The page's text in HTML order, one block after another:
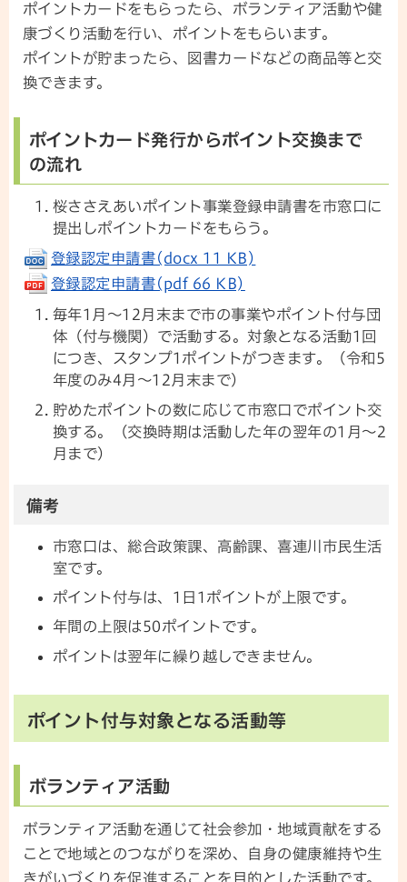
ポイントカードをもらったら、ボランティア活動や健
康づくり活動を行い、ポイントをもらいます。
ポイントが貯まったら、図書カードなどの商品等と交
換できます。
ポイントカード発行からポイント交換まで
の流れ
桜ささえあいポイント事業登録申請書を市窓口に
提出しポイントカードをもらう。
登録認定申請書(docx 11 KB)
登録認定申請書(pdf 66 KB)
毎年1月～12月末まで市の事業やポイント付与団
体（付与機関）で活動する。対象となる活動1回
につき、スタンプ1ポイントがつきます。（令和5
年度のみ4月～12月末まで）
貯めたポイントの数に応じて市窓口でポイント交
換する。（交換時期は活動した年の翌年の1月～2
月まで）
備考
市窓口は、総合政策課、高齢課、喜連川市民生活
室です。
ポイント付与は、1日1ポイントが上限です。
年間の上限は50ポイントです。
ポイントは翌年に繰り越しできません。
ポイント付与対象となる活動等
ボランティア活動
ボランティア活動を通じて社会参加・地域貢献をする
ことで地域とのつながりを深め、自身の健康維持や生
きがいづくりを促進することを目的とした活動です。